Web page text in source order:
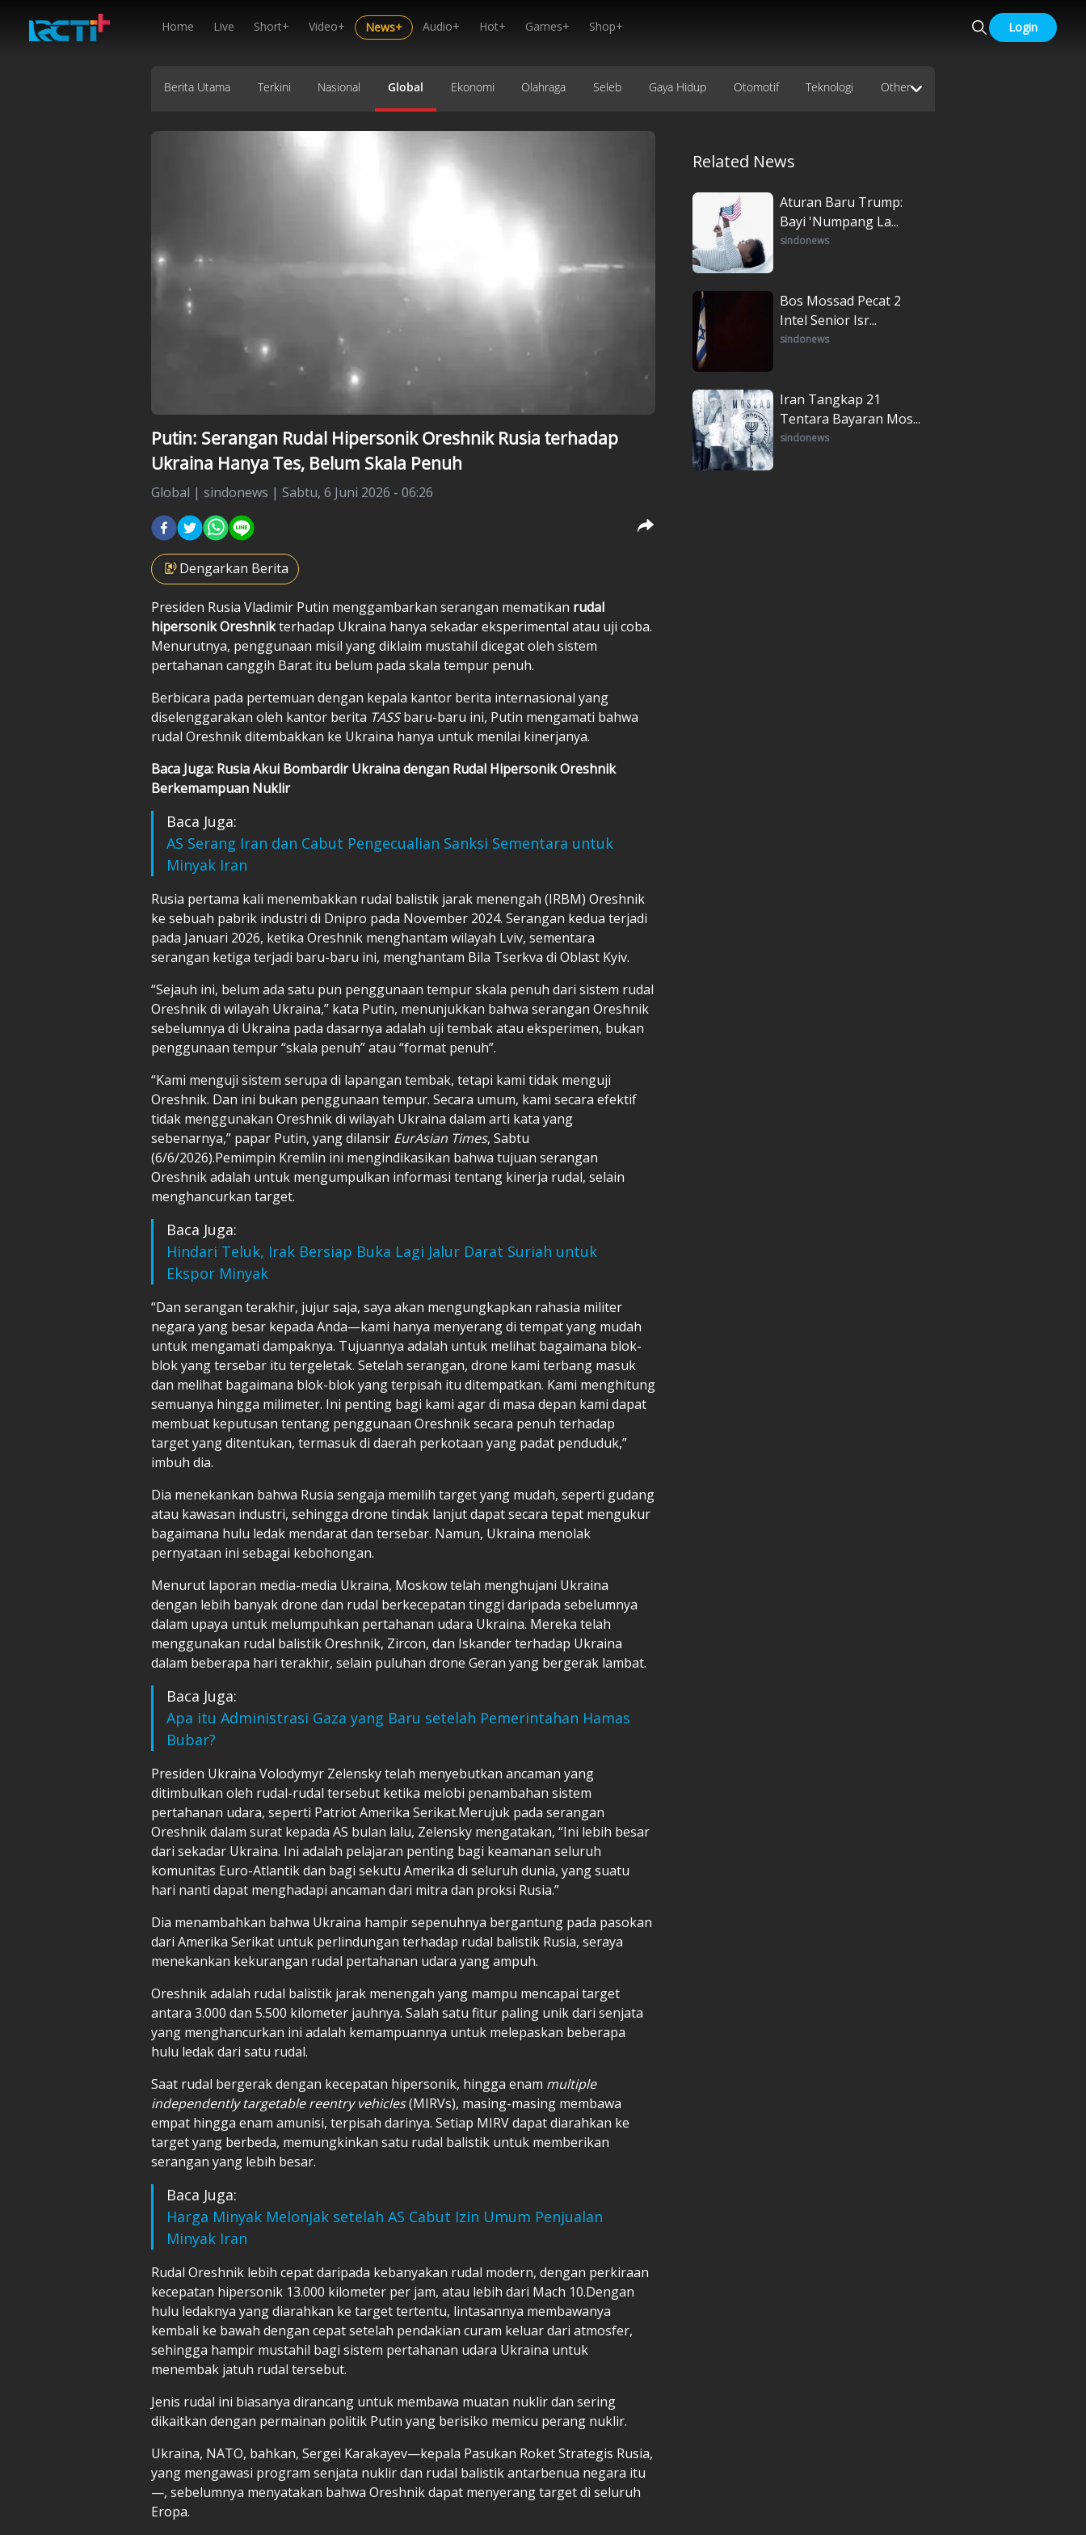
Home Live Short+ Video+ News+ Audio+ Hot+ Games+ Shop+ Login
Berita Utama Terkini Nasional Global Ekonomi Olahraga Seleb Gaya Hidup Otomotif Teknologi Other
Putin: Serangan Rudal Hipersonik Oreshnik Rusia terhadap
Ukraina Hanya Tes, Belum Skala Penuh
Global | sindonews | Sabtu, 6 Juni 2026 - 06:26
Dengarkan Berita
Presiden Rusia Vladimir Putin menggambarkan serangan mematikan rudal
hipersonik Oreshnikterhadap Ukraina hanya sekadar eksperimental atau uji coba.
Menurutnya, penggunaan misil yang diklaim mustahil dicegat oleh sistem
pertahanan canggih Barat itu belum pada skala tempur penuh.
Berbicara pada pertemuan dengan kepala kantor berita internasional yang
diselenggarakan oleh kantor berita TASSbaru-baru ini, Putin mengamati bahwa
rudal Oreshnik ditembakkan ke Ukraina hanya untuk menilai kinerjanya.
Baca Juga: Rusia Akui Bombardir Ukraina dengan Rudal Hipersonik Oreshnik
Berkemampuan Nuklir
Baca Juga:
AS Serang Iran dan Cabut Pengecualian Sanksi Sementara untuk
Minyak Iran
Rusia pertama kali menembakkan rudal balistik jarak menengah (IRBM) Oreshnik
ke sebuah pabrik industri di Dnipro pada November 2024. Serangan kedua terjadi
pada Januari 2026, ketika Oreshnik menghantam wilayah Lviv, sementara
serangan ketiga terjadi baru-baru ini, menghantam Bila Tserkva di Oblast Kyiv.
“Sejauh ini, belum ada satu pun penggunaan tempur skala penuh dari sistem rudal
Oreshnik di wilayah Ukraina,” kata Putin, menunjukkan bahwa serangan Oreshnik
sebelumnya di Ukraina pada dasarnya adalah uji tembak atau eksperimen, bukan
penggunaan tempur “skala penuh” atau “format penuh”.
“Kami menguji sistem serupa di lapangan tembak, tetapi kami tidak menguji
Oreshnik. Dan ini bukan penggunaan tempur. Secara umum, kami secara efektif
tidak menggunakan Oreshnik di wilayah Ukraina dalam arti kata yang
sebenarnya,” papar Putin, yang dilansir EurAsian Times, Sabtu
(6/6/2026).Pemimpin Kremlin ini mengindikasikan bahwa tujuan serangan
Oreshnik adalah untuk mengumpulkan informasi tentang kinerja rudal, selain
menghancurkan target.
Baca Juga:
Hindari Teluk, Irak Bersiap Buka Lagi Jalur Darat Suriah untuk
Ekspor Minyak
“Dan serangan terakhir, jujur saja, saya akan mengungkapkan rahasia militer
negara yang besar kepada Anda—kami hanya menyerang di tempat yang mudah
untuk mengamati dampaknya. Tujuannya adalah untuk melihat bagaimana blok-
blok yang tersebar itu tergeletak. Setelah serangan, drone kami terbang masuk
dan melihat bagaimana blok-blok yang terpisah itu ditempatkan. Kami menghitung
semuanya hingga milimeter. Ini penting bagi kami agar di masa depan kami dapat
membuat keputusan tentang penggunaan Oreshnik secara penuh terhadap
target yang ditentukan, termasuk di daerah perkotaan yang padat penduduk,”
imbuh dia.
Dia menekankan bahwa Rusia sengaja memilih target yang mudah, seperti gudang
atau kawasan industri, sehingga drone tindak lanjut dapat secara tepat mengukur
bagaimana hulu ledak mendarat dan tersebar. Namun, Ukraina menolak
pernyataan ini sebagai kebohongan.
Menurut laporan media-media Ukraina, Moskow telah menghujani Ukraina
dengan lebih banyak drone dan rudal berkecepatan tinggi daripada sebelumnya
dalam upaya untuk melumpuhkan pertahanan udara Ukraina. Mereka telah
menggunakan rudal balistik Oreshnik, Zircon, dan Iskander terhadap Ukraina
dalam beberapa hari terakhir, selain puluhan drone Geran yang bergerak lambat.
Baca Juga:
Apa itu Administrasi Gaza yang Baru setelah Pemerintahan Hamas
Bubar?
Presiden Ukraina Volodymyr Zelensky telah menyebutkan ancaman yang
ditimbulkan oleh rudal-rudal tersebut ketika melobi penambahan sistem
pertahanan udara, seperti Patriot Amerika Serikat.Merujuk pada serangan
Oreshnik dalam surat kepada AS bulan lalu, Zelensky mengatakan, “Ini lebih besar
dari sekadar Ukraina. Ini adalah pelajaran penting bagi keamanan seluruh
komunitas Euro-Atlantik dan bagi sekutu Amerika di seluruh dunia, yang suatu
hari nanti dapat menghadapi ancaman dari mitra dan proksi Rusia.”
Dia menambahkan bahwa Ukraina hampir sepenuhnya bergantung pada pasokan
dari Amerika Serikat untuk perlindungan terhadap rudal balistik Rusia, seraya
menekankan kekurangan rudal pertahanan udara yang ampuh.
Oreshnik adalah rudal balistik jarak menengah yang mampu mencapai target
antara 3.000 dan 5.500 kilometer jauhnya. Salah satu fitur paling unik dari senjata
yang menghancurkan ini adalah kemampuannya untuk melepaskan beberapa
hulu ledak dari satu rudal.
Saat rudal bergerak dengan kecepatan hipersonik, hingga enam multiple
independently targetable reentry vehicles(MIRVs), masing-masing membawa
empat hingga enam amunisi, terpisah darinya. Setiap MIRV dapat diarahkan ke
target yang berbeda, memungkinkan satu rudal balistik untuk memberikan
serangan yang lebih besar.
Baca Juga:
Harga Minyak Melonjak setelah AS Cabut Izin Umum Penjualan
Minyak Iran
Rudal Oreshnik lebih cepat daripada kebanyakan rudal modern, dengan perkiraan
kecepatan hipersonik 13.000 kilometer per jam, atau lebih dari Mach 10.Dengan
hulu ledaknya yang diarahkan ke target tertentu, lintasannya membawanya
kembali ke bawah dengan cepat setelah pendakian curam keluar dari atmosfer,
sehingga hampir mustahil bagi sistem pertahanan udara Ukraina untuk
menembak jatuh rudal tersebut.
Jenis rudal ini biasanya dirancang untuk membawa muatan nuklir dan sering
dikaitkan dengan permainan politik Putin yang berisiko memicu perang nuklir.
Ukraina, NATO, bahkan, Sergei Karakayev—kepala Pasukan Roket Strategis Rusia,
yang mengawasi program senjata nuklir dan rudal balistik antarbenua negara itu
—, sebelumnya menyatakan bahwa Oreshnik dapat menyerang target di seluruh
Eropa.
Related News
Aturan Baru Trump:
Bayi 'Numpang La...
sindonews
Bos Mossad Pecat 2
Intel Senior Isr...
sindonews
Iran Tangkap 21
Tentara Bayaran Mos...
sindonews